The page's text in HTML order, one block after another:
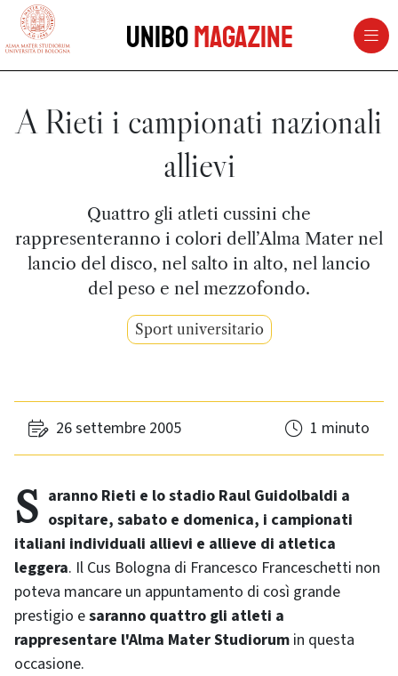
vai al contenuto della pagina
UniboMagazine
A Rieti i campionati nazionali
allievi
Quattro gli atleti cussini che
rappresenteranno i colori dell’Alma Mater nel
lancio del disco, nel salto in alto, nel lancio
del peso e nel mezzofondo.
Sport universitario
26 settembre 2005 1 minuto
Saranno Rieti e lo stadio Raul Guidolbaldi a ospitare, sabato e domenica, i campionati
italiani individuali allievi e allieve di atletica
leggera. Il Cus Bologna di Francesco Franceschetti non
poteva mancare un appuntamento di così grande
prestigio esaranno quattro gli atleti a
rappresentare l'Alma Mater Studiorum in questa
occasione.